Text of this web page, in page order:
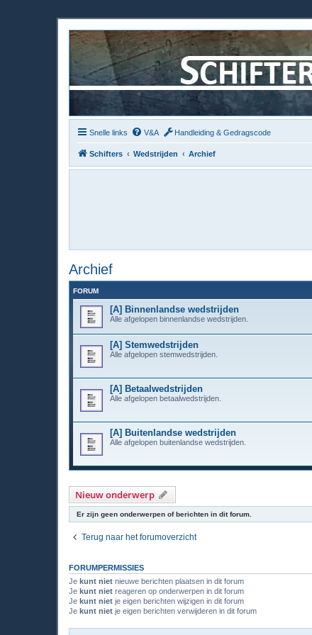
Snelle links V&A Handleiding & Gedragscode
Schifters Wedstrijden Archief
Archief
FORUM
[A] Binnenlandse wedstrijden
Alle afgelopen binnenlandse wedstrijden.
[A] Stemwedstrijden
Alle afgelopen stemwedstrijden.
[A] Betaalwedstrijden
Alle afgelopen betaalwedstrijden.
[A] Buitenlandse wedstrijden
Alle afgelopen buitenlandse wedstrijden.
Nieuw onderwerp
Er zijn geen onderwerpen of berichten in dit forum.
Terug naar het forumoverzicht
FORUMPERMISSIES
Je kunt niet nieuwe berichten plaatsen in dit forum
Je kunt niet reageren op onderwerpen in dit forum
Je kunt niet je eigen berichten wijzigen in dit forum
Je kunt niet je eigen berichten verwijderen in dit forum